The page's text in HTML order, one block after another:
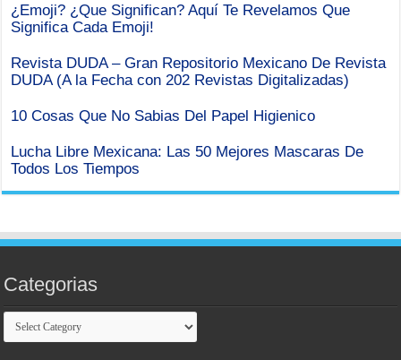
¿Emoji? ¿Que Significan? Aquí Te Revelamos Que
Significa Cada Emoji!
Revista DUDA – Gran Repositorio Mexicano De Revista
DUDA (A la Fecha con 202 Revistas Digitalizadas)
10 Cosas Que No Sabias Del Papel Higienico
Lucha Libre Mexicana: Las 50 Mejores Mascaras De
Todos Los Tiempos
Categorias
Categorias